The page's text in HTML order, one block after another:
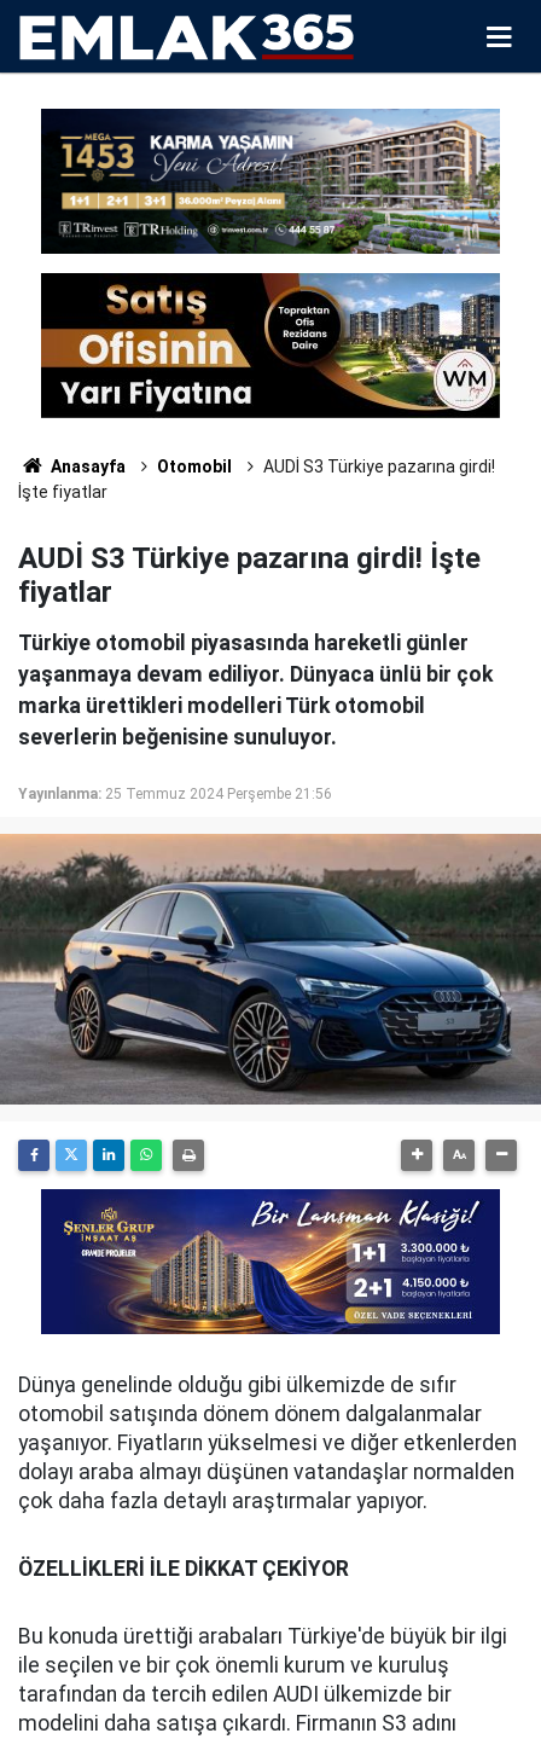
Anasayfa Otomobil
AUDİ S3 Türkiye pazarına girdi!
İşte fiyatlar
AUDİ S3 Türkiye pazarına girdi! İşte
fiyatlar
Türkiye otomobil piyasasında hareketli günler
yaşanmaya devam ediliyor. Dünyaca ünlü bir çok
marka ürettikleri modelleri Türk otomobil
severlerin beğenisine sunuluyor.
Yayınlanma: 25 Temmuz 2024 Perşembe 21:56
Dünya genelinde olduğu gibi ülkemizde de sıfır
otomobil satışında dönem dönem dalgalanmalar
yaşanıyor. Fiyatların yükselmesi ve diğer etkenlerden
dolayı araba almayı düşünen vatandaşlar normalden
çok daha fazla detaylı araştırmalar yapıyor.
ÖZELLİKLERİ İLE DİKKAT ÇEKİYOR
Bu konuda ürettiği arabaları Türkiye'de büyük bir ilgi
ile seçilen ve bir çok önemli kurum ve kuruluş
tarafından da tercih edilen AUDI ülkemizde bir
modelini daha satışa çıkardı. Firmanın S3 adını